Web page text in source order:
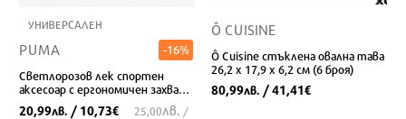
УНИВЕРСАЛЕН
PUMA
-16%
Светлорозов лек спортен
аксесоар с ергономичен захват
и уплътнено капаче
20,99лв. / 10,73€ 25,00лв. /
Ô CUISINE
Ô Cuisine стъклена овална тава
26,2 x 17,9 x 6,2 см (6 броя)
80,99лв. / 41,41€